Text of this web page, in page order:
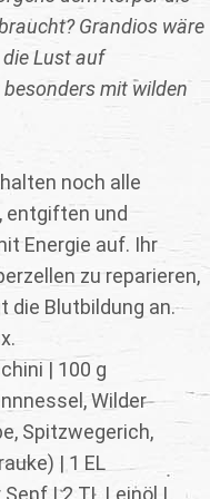
Grandios wäre
Lust auf
mit wilden
noch alle
entgiften und
Energie auf. Ihr
zu reparieren,
die Blutbildung an.
| 100 g
Wilder
Spitzwegerich,
| 1 EL